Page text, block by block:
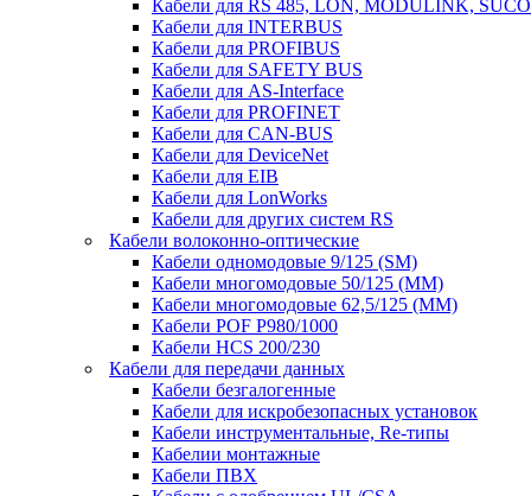
Кабели для RS 485, LON, MODULINK,
Кабели для INTERBUS
Кабели для PROFIBUS
Кабели для SAFETY BUS
Кабели для AS-Interface
Кабели для PROFINET
Кабели для CAN-BUS
Кабели для DeviceNet
Кабели для EIB
Кабели для LonWorks
Кабели для других систем RS
Кабели волоконно-оптические
Кабели одномодовые 9/125 (SM)
Кабели многомодовые 50/125 (ММ)
Кабели многомодовые 62,5/125 (ММ)
Кабели POF P980/1000
Кабели HCS 200/230
Кабели для передачи данных
Кабели безгалогенные
Кабели для искробезопасных установок
Кабели инструментальные, Re-типы
Кабелии монтажные
Кабели ПВХ